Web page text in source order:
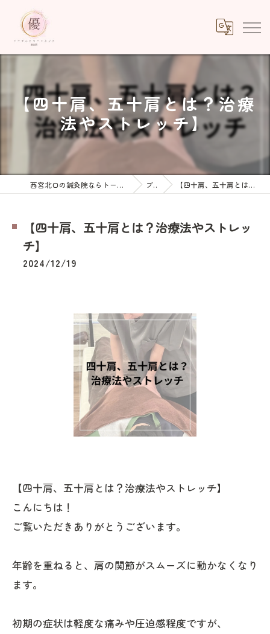
【四十肩、五十肩とは？治療
法やストレッチ】
西宮北口の鍼灸院ならトータルトリートメント優鍼灸院 ブログ 【四十肩、五十肩とは？治療法やストレッチ】
【四十肩、五十肩とは？治療法やストレッ
チ】
2024/12/19
【四十肩、五十肩とは？治療法やストレッチ】
こんにちは！
ご覧いただきありがとうございます。
年齢を重ねると、肩の関節がスムーズに動かなくなり
ます。
初期の症状は軽度な痛みや圧迫感程度ですが、